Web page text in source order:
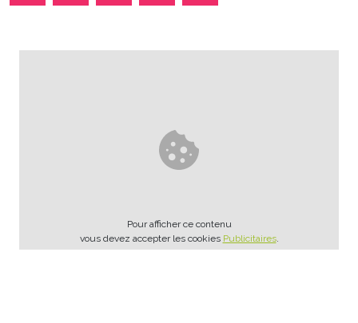
Pour afficher ce contenu
vous devez accepter les cookies Publicitaires.